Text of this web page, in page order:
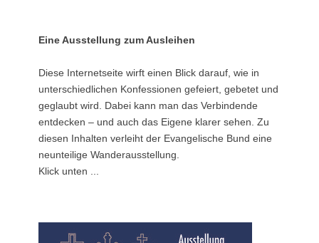
Eine Ausstellung zum Ausleihen
Diese Internetseite wirft einen Blick darauf, wie in
unterschiedlichen Konfessionen gefeiert, gebetet und
geglaubt wird. Dabei kann man das Verbindende
entdecken – und auch das Eigene klarer sehen. Zu
diesen Inhalten verleiht der Evangelische Bund eine
neunteilige Wanderausstellung.
Klick unten ...